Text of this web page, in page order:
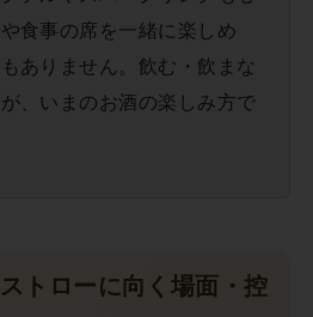
食事の席を一緒に楽しめ
ありません。飲む・飲まな
、いまのお酒の楽しみ方で
トローに向く場面・控